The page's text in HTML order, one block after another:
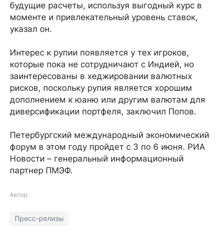
будущие расчеты, используя выгодный курс в
моменте и привлекательный уровень ставок,
указал он.
Интерес к рупии появляется у тех игроков,
которые пока не сотрудничают с Индией, но
заинтересованы в хеджировании валютных
рисков, поскольку рупия является хорошим
дополнением к юаню или другим валютам для
диверсификации портфеля, заключил Попов.
Петербургский международный экономический
форум в этом году пройдет с 3 по 6 июня. РИА
Новости – генеральный информационный
партнер ПМЭФ.
Автор:
Пресс-релизы